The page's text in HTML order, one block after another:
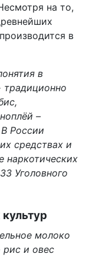
на то,
в
в
традиционно
–
В России
средствах и
наркотических
Уголовного
молоко
рис и овес